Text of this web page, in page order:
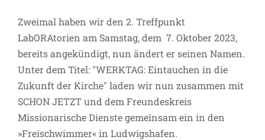
Zweimal haben wir den 2. Treffpunkt
LabORAtorien am Samstag, dem 7. Oktober 2023,
bereits angekündigt, nun ändert er seinen Namen.
Unter dem Titel: "WERKTAG: Eintauchen in die
Zukunft der Kirche" laden wir nun zusammen mit
SCHON JETZT und dem Freundeskreis
Missionarische Dienste gemeinsam ein in den
»Freischwimmer« in Ludwigshafen.